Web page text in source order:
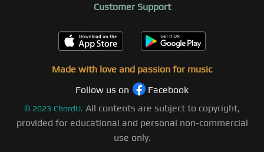
Customer Support
Made with love and passion for music
Follow us on
Facebook
© 2023 ChordU. All contents are subject to copyright,
provided for educational and personal non-commercial
use only.